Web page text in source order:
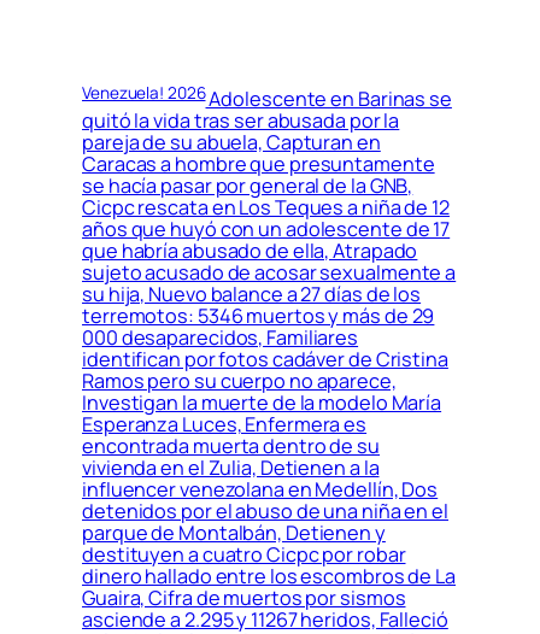
Venezuela! 2026Adolescente en Barinas se
quitó la vida tras ser abusada por la
pareja de su abuela, Capturan en
Caracas a hombre que presuntamente
se hacía pasar por general de la GNB,
Cicpc rescata en Los Teques a niña de 12
años que huyó con un adolescente de 17
que habría abusado de ella, Atrapado
sujeto acusado de acosar sexualmente a
su hija, Nuevo balance a 27 días de los
terremotos: 5346 muertos y más de 29
000 desaparecidos, Familiares
identifican por fotos cadáver de Cristina
Ramos pero su cuerpo no aparece,
Investigan la muerte de la modelo María
Esperanza Luces, Enfermera es
encontrada muerta dentro de su
vivienda en el Zulia, Detienen a la
influencer venezolana en Medellín, Dos
detenidos por el abuso de una niña en el
parque de Montalbán, Detienen y
destituyen a cuatro Cicpc por robar
dinero hallado entre los escombros de La
Guaira, Cifra de muertos por sismos
asciende a 2.295 y 11267 heridos, Falleció